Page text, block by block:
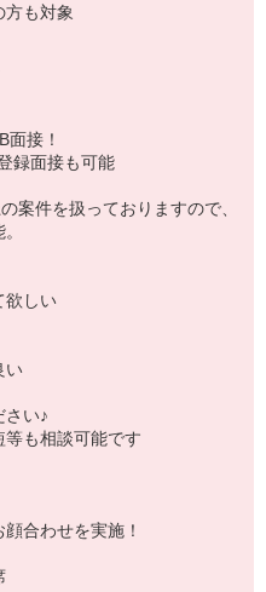
も対象
面接！
録面接も可能
案件を扱っておりますので、
欲しい
い
さい♪
も相談可能です
合わせを実施！